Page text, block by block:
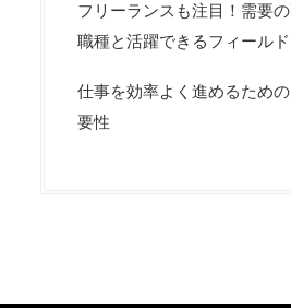
フリーランスも注目！需要
職種と活躍できるフィールド
仕事を効率よく進めるため
要性